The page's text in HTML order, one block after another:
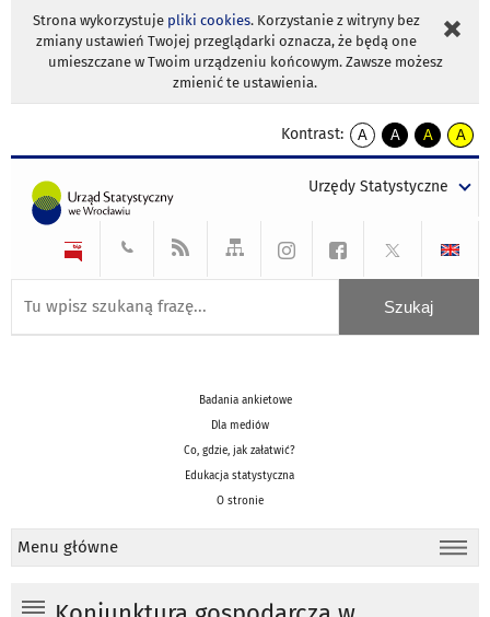
Strona wykorzystuje pliki cookies. Korzystanie z witryny bez
zmiany ustawień Twojej przeglądarki oznacza, że będą one
umieszczane w Twoim urządzeniu końcowym. Zawsze możesz
zmienić te ustawienia.
Kontrast:
A
kontrast
A
kontrast
tekst
czarnym
A
kontrast
tekst
czarnym
A
tekst
żółtym
Urzędy Statystyczne
Badania ankietowe
Dla mediów
Co, gdzie, jak załatwić?
Edukacja statystyczna
O stronie
Menu główne